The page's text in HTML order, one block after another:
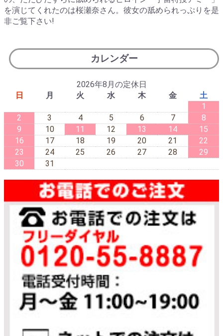
を演じてくれたのは桜瀬奈さん。彼女の舐められっぷりを是
非ご覧下さい!
カレンダー
2026年8月の定休日
日
月 火 水 木 金
土
1
2
3 4 5 6 7
8
9
10 11 12 13 14
15
16
17 18 19 20 21
22
23
24 25 26 27 28
29
30
31